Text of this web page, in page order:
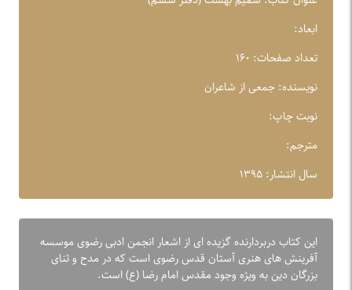
ابعاد:
تعداد صفحات: ۱۶۰
نویسنده: جمعی از شاعران
نوبت چاپ:
مترجم:
سال انتشار: ۱۳۹۵
این کتاب دربردارنده گزیده ای از اشعار انجمن ادبی رضوی موسسه
آفرینش های هنری آستان قدس رضوی است که در مدح و ثنای
بزرگان دین به ویژه وجود مقدس امام رضا (ع) است.